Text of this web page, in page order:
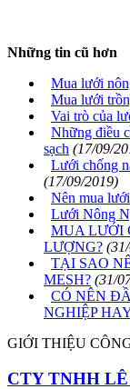
Những tin cũ hơn
Mua lưới
Mua lưới
Vai trò của
Những điều
sạch (17/09/
Lưới chống
(17/09/2019)
Nên mua
Lưới Nông
MUA LƯỚI
LƯỢNG?
TẠI SAO
MESH? (31/
CÓ NÊN
NGHIỆP
GIỚI THIỆU
CTY TNHH